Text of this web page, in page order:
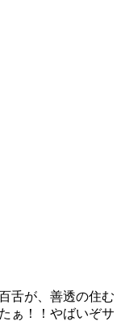
舌が、善透の住む
ぁ！！やばいぞサ